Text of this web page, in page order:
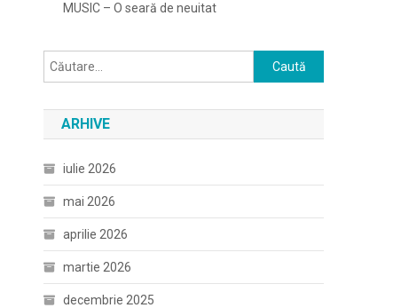
MUSIC – O seară de neuitat
Caută
după:
ARHIVE
iulie 2026
mai 2026
aprilie 2026
martie 2026
decembrie 2025